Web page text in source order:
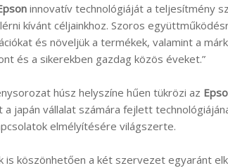
innovatív technológiáját a teljesítmény
kívánt céljainkhoz. Szoros
és növeljük a termékek, valamint a
és a sikerekben gazdag közös éveket.”
húsz helyszíne hűen tükrözi az
japán vállalat számára fejlett
elmélyítésére világszerte.
is köszönhetően a két szervezet egyaránt